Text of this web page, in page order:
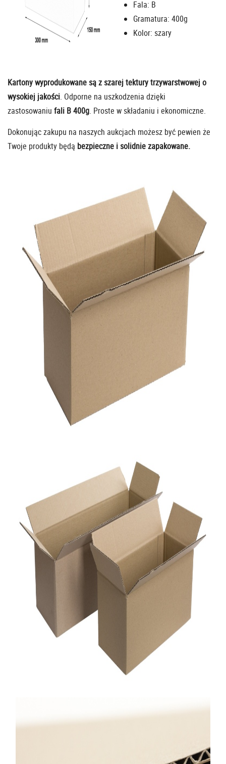
Fala: B
Gramatura: 400g
Kolor: szary
Kartony wyprodukowane są z szarej tektury trzywarstwowej o
wysokiej jakości. Odporne na uszkodzenia dzięki
zastosowaniu fali B 400g. Proste w składaniu i ekonomiczne.
Dokonując zakupu na naszych aukcjach możesz być pewien że
Twoje produkty będą bezpieczne i solidnie zapakowane.